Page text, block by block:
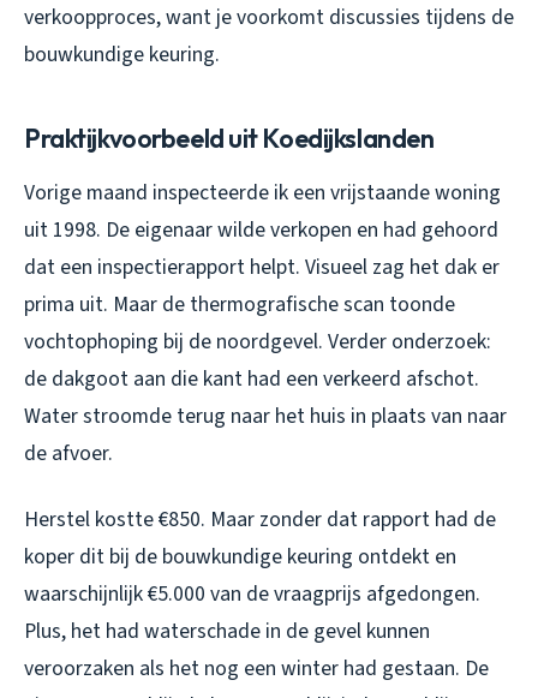
verkoopproces, want je voorkomt discussies tijdens de
bouwkundige keuring.
Praktijkvoorbeeld uit Koedijkslanden
Vorige maand inspecteerde ik een vrijstaande woning
uit 1998. De eigenaar wilde verkopen en had gehoord
dat een inspectierapport helpt. Visueel zag het dak er
prima uit. Maar de thermografische scan toonde
vochtophoping bij de noordgevel. Verder onderzoek:
de dakgoot aan die kant had een verkeerd afschot.
Water stroomde terug naar het huis in plaats van naar
de afvoer.
Herstel kostte €850. Maar zonder dat rapport had de
koper dit bij de bouwkundige keuring ontdekt en
waarschijnlijk €5.000 van de vraagprijs afgedongen.
Plus, het had waterschade in de gevel kunnen
veroorzaken als het nog een winter had gestaan. De